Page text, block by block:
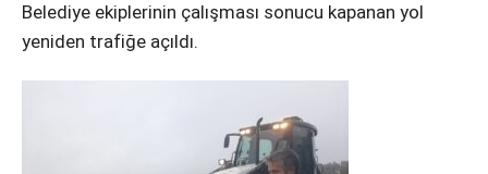
Facebook
Instagram
Belediye ekiplerinin çalışması sonucu kapanan yol
yeniden trafiğe açıldı.